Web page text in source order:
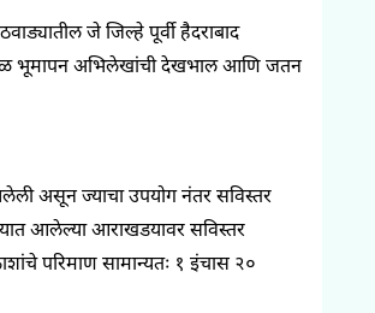
जेजिल्हेपूर्वी हैदराबाद
भूमापन अभिलेखांची देखभाल आणि जतन
असून ज्याचा उपयोग नंतर सविस्तर
आलेल्याआराखडयावरसविस्तर
परिमाणसामान्यतः १ इंचास २०